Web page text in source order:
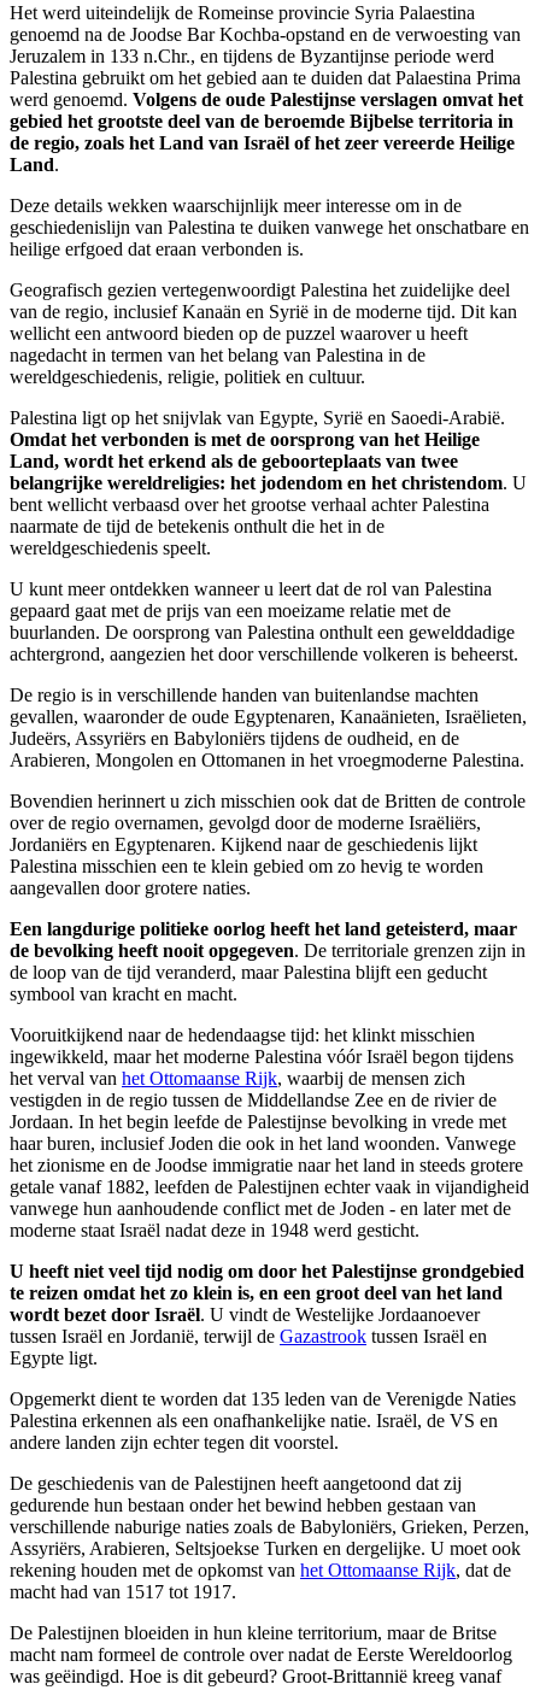
Het werd uiteindelijk de Romeinse provincie Syria Palaestina
genoemd na de Joodse Bar Kochba-opstand en de verwoesting van
Jeruzalem in 133 n.Chr., en tijdens de Byzantijnse periode werd
Palestina gebruikt om het gebied aan te duiden dat Palaestina Prima
werd genoemd. Volgens de oude Palestijnse verslagen omvat het
gebied het grootste deel van de beroemde Bijbelse territoria in
de regio, zoals het Land van Israël of het zeer vereerde Heilige
Land.
Deze details wekken waarschijnlijk meer interesse om in de
geschiedenislijn van Palestina te duiken vanwege het onschatbare en
heilige erfgoed dat eraan verbonden is.
Geografisch gezien vertegenwoordigt Palestina het zuidelijke deel
van de regio, inclusief Kanaän en Syrië in de moderne tijd. Dit kan
wellicht een antwoord bieden op de puzzel waarover u heeft
nagedacht in termen van het belang van Palestina in de
wereldgeschiedenis, religie, politiek en cultuur.
Palestina ligt op het snijvlak van Egypte, Syrië en Saoedi-Arabië.
Omdat het verbonden is met de oorsprong van het Heilige
Land, wordt het erkend als de geboorteplaats van twee
belangrijke wereldreligies: het jodendom en het christendom. U
bent wellicht verbaasd over het grootse verhaal achter Palestina
naarmate de tijd de betekenis onthult die het in de
wereldgeschiedenis speelt.
U kunt meer ontdekken wanneer u leert dat de rol van Palestina
gepaard gaat met de prijs van een moeizame relatie met de
buurlanden. De oorsprong van Palestina onthult een gewelddadige
achtergrond, aangezien het door verschillende volkeren is beheerst.
De regio is in verschillende handen van buitenlandse machten
gevallen, waaronder de oude Egyptenaren, Kanaänieten, Israëlieten,
Judeërs, Assyriërs en Babyloniërs tijdens de oudheid, en de
Arabieren, Mongolen en Ottomanen in het vroegmoderne Palestina.
Bovendien herinnert u zich misschien ook dat de Britten de controle
over de regio overnamen, gevolgd door de moderne Israëliërs,
Jordaniërs en Egyptenaren. Kijkend naar de geschiedenis lijkt
Palestina misschien een te klein gebied om zo hevig te worden
aangevallen door grotere naties.
Een langdurige politieke oorlog heeft het land geteisterd, maar
de bevolking heeft nooit opgegeven. De territoriale grenzen zijn in
de loop van de tijd veranderd, maar Palestina blijft een geducht
symbool van kracht en macht.
Vooruitkijkend naar de hedendaagse tijd: het klinkt misschien
ingewikkeld, maar het moderne Palestina vóór Israël begon tijdens
het verval van het Ottomaanse Rijk, waarbij de mensen zich
vestigden in de regio tussen de Middellandse Zee en de rivier de
Jordaan. In het begin leefde de Palestijnse bevolking in vrede met
haar buren, inclusief Joden die ook in het land woonden. Vanwege
het zionisme en de Joodse immigratie naar het land in steeds grotere
getale vanaf 1882, leefden de Palestijnen echter vaak in vijandigheid
vanwege hun aanhoudende conflict met de Joden - en later met de
moderne staat Israël nadat deze in 1948 werd gesticht.
U heeft niet veel tijd nodig om door het Palestijnse grondgebied
te reizen omdat het zo klein is, en een groot deel van het land
wordt bezet door Israël. U vindt de Westelijke Jordaanoever
tussen Israël en Jordanië, terwijl de Gazastrook tussen Israël en
Egypte ligt.
Opgemerkt dient te worden dat 135 leden van de Verenigde Naties
Palestina erkennen als een onafhankelijke natie. Israël, de VS en
andere landen zijn echter tegen dit voorstel.
De geschiedenis van de Palestijnen heeft aangetoond dat zij
gedurende hun bestaan onder het bewind hebben gestaan van
verschillende naburige naties zoals de Babyloniërs, Grieken, Perzen,
Assyriërs, Arabieren, Seltsjoekse Turken en dergelijke. U moet ook
rekening houden met de opkomst van het Ottomaanse Rijk, dat de
macht had van 1517 tot 1917.
De Palestijnen bloeiden in hun kleine territorium, maar de Britse
macht nam formeel de controle over nadat de Eerste Wereldoorlog
was geëindigd. Hoe is dit gebeurd? Groot-Brittannië kreeg vanaf